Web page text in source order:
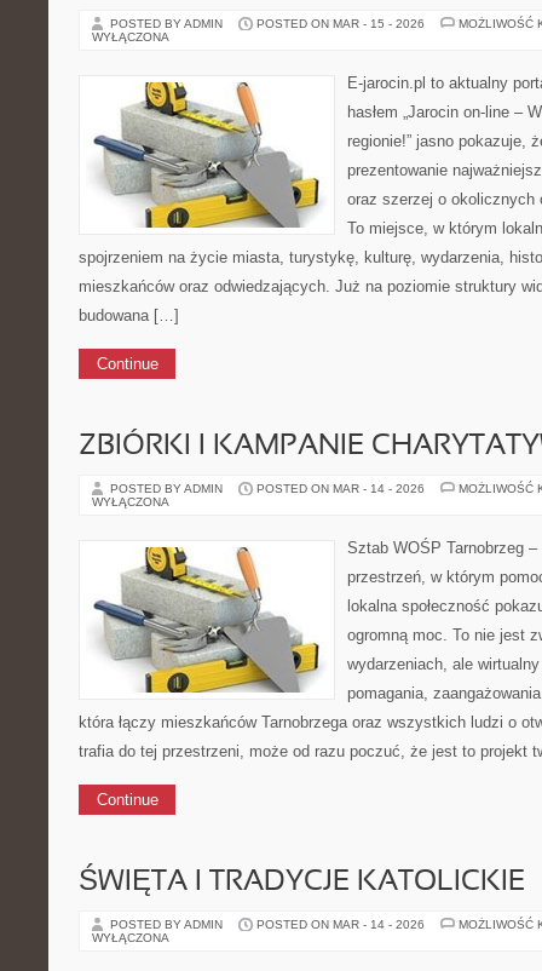
POSTED BY ADMIN POSTED ON MAR - 15 - 2026
MOŻLIWOŚĆ
WYŁĄCZONA
E-jarocin.pl to aktualny
hasłem „Jarocin on-line –
regionie!” jasno pokazuje,
prezentowanie
oraz szerzej o okolicznych
To miejsce, w którym
spojrzeniem na życie miasta, turystykę, kulturę, wydarzenia,
mieszkańców oraz odwiedzających. Już na poziomie struktury
budowana […]
Continue
ZBIÓRKI I KAMPANIE
POSTED BY ADMIN POSTED ON MAR - 14 - 2026
MOŻLIWOŚĆ
WYŁĄCZONA
Sztab WOŚP Tarnobrzeg
przestrzeń, w którym
lokalna społeczność
ogromną moc. To nie jest
wydarzeniach, ale
pomagania,
która łączy mieszkańców Tarnobrzega oraz wszystkich ludzi o
trafia do tej przestrzeni, może od razu poczuć, że jest to projekt
Continue
ŚWIĘTA I TRADYCJE KATOLICKIE
POSTED BY ADMIN POSTED ON MAR - 14 - 2026
MOŻLIWOŚĆ
WYŁĄCZONA